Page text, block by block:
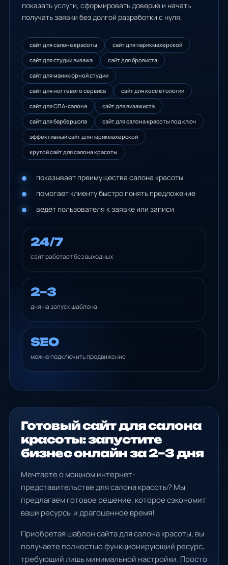
показать услуги, сформировать доверие и начать
получать заявки без долгой разработки с нуля.
сайт для салона красоты
сайт для парикмахерской
сайт для студии визажа
сайт для бровиста
сайт для маникюрной студии
сайт для ногтевого сервиса
сайт для косметологии
сайт для СПА-салона
сайт для визажиста
сайт для барбершопа
сайт для салона красоты под ключ
эффективный сайт для парикмахерской
крутой сайт для салона красоты
показывает преимущества салона красоты
помогает клиенту быстро понять предложение
ведёт пользователя к заявке или записи
24/7
сайт работает без выходных
2–3
дня на запуск шаблона
SEO
можно подключить продвижение
Готовый сайт для салона
красоты: запустите
бизнес онлайн за 2–3 дня
Мечтаете о мощном интернет-
представительстве для салона красоты? Мы
предлагаем готовое решение, которое сэкономит
ваши ресурсы и драгоценное время!
Приобретая шаблон сайта для салона красоты, вы
получаете полностью функционирующий ресурс,
требующий лишь минимальной настройки. Просто